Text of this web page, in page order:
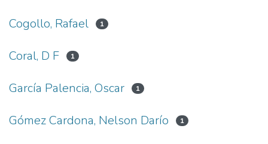
Cogollo, Rafael 1
Coral, D F 1
García Palencia, Oscar 1
Gómez Cardona, Nelson Darío 1